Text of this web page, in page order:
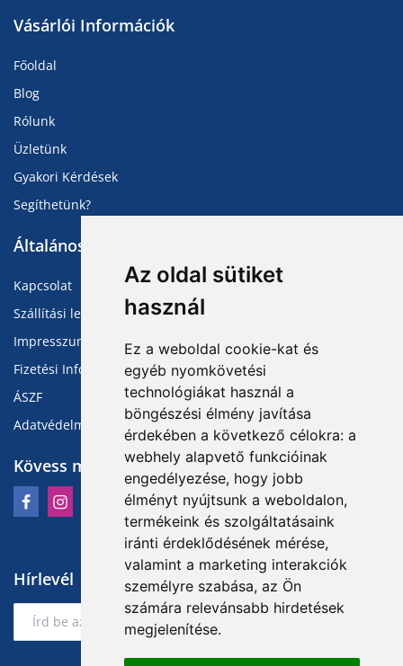
Az oldal sütiket
használ
Ez a weboldal cookie-kat és
egyéb nyomkövetési
technológiákat használ a
böngészési élmény javítása
érdekében a következő célokra: a
webhely alapvető funkcióinak
engedélyezése, hogy jobb
élményt nyújtsunk a weboldalon,
termékeink és szolgáltatásaink
iránti érdeklődésének mérése,
valamint a marketing interakciók
személyre szabása, az Ön
számára relevánsabb hirdetések
megjelenítése.
Vásárlói Információk
Főoldal
Blog
Rólunk
Üzletünk
Gyakori Kérdések
Segíthetünk?
Általános Információk
Kapcsolat
Szállítási lehetőségek
Impresszum
Fizetési Információk
ÁSZF
Adatvédelmi Tájékoztató
Kövess minket
Hírlevél